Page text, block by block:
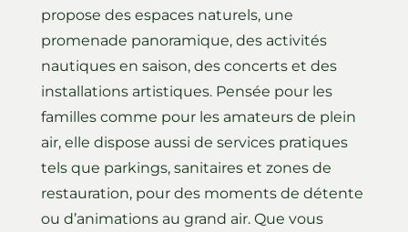
propose des espaces naturels, une
promenade panoramique, des activités
nautiques en saison, des concerts et des
installations artistiques. Pensée pour les
familles comme pour les amateurs de plein
air, elle dispose aussi de services pratiques
tels que parkings, sanitaires et zones de
restauration, pour des moments de détente
ou d’animations au grand air. Que vous